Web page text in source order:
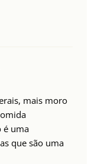
mais moro
é uma
que são uma